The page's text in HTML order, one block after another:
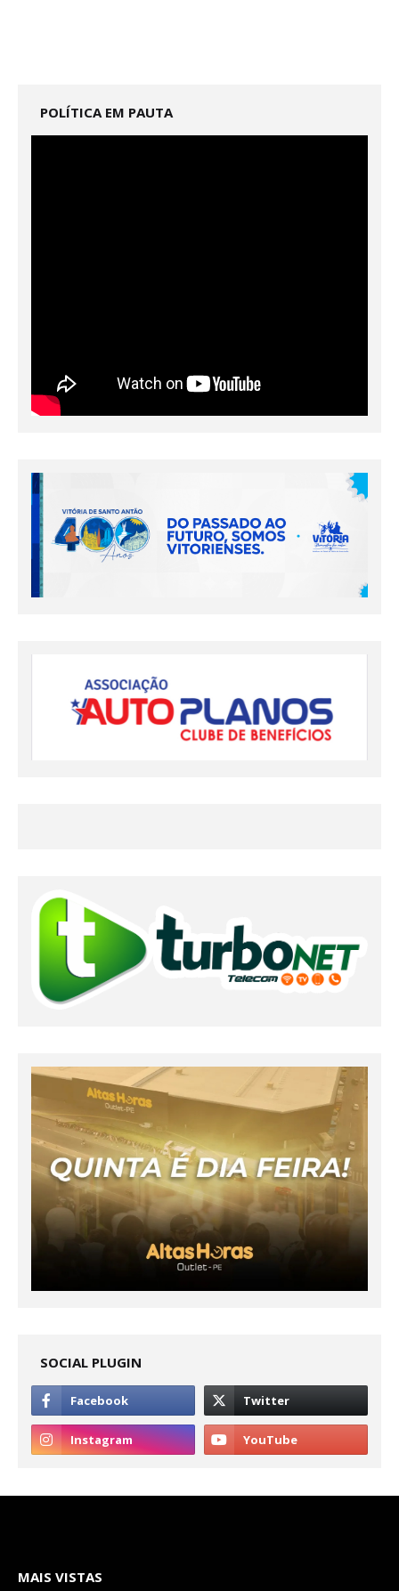
POLÍTICA EM PAUTA
SOCIAL PLUGIN
MAIS VISTAS